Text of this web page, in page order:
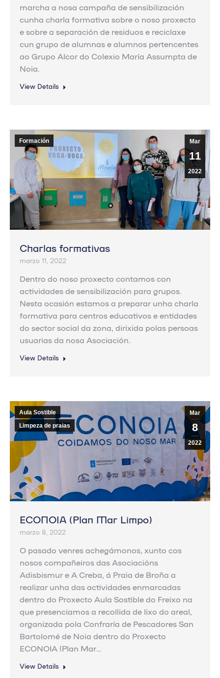
marcha a nosa campaña de sensibilización
cunha charla formativa sobre o noso proxecto
e sobre a separación de residuos e reciclaxe
cun grupo de alumnas e alumnos pertencentes
ao Grupo Alcor do Colexio María Assumpta de
Noia.
View Details
Mar
11
2022
Formación
Charlas formativas
marzo 11, 2022
Dentro do noso proxecto contamos con
actividades de sensibilización para grupos.
Nesta ocasión estamos a preparar unha charla
formativa para centros educativos e entidades
do sector social da zona, dirixida polas persoas
usuarias da nosa Asociación.
View Details
Mar
8
2022
Aula Sostible
Limpeza de praias
ECONOIA (Plan Mar Limpo)
marzo 8, 2022
O pasado venres achegámonos, xunto cos
nosos compañeiros das Asociacións
Adisbismur e A Creba, á Praia de Broña a
realizar unha das actividades enmarcadas
dentro do Proxecto Aula Sostible do Freixo na
que presenciamos a recollida de lixo do areal,
organizada pola Confraría de Pescadores San
Bartolomé de Noia dentro do Proxecto
ECONOIA (Plan Mar…
View Details